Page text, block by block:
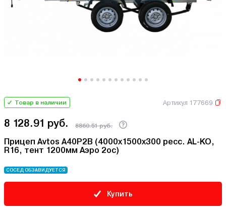
Товар в наличии Артикул 177669
8 128.91 руб. 8860.51 руб.
Прицеп Avtos A40P2B (4000х1500х300 ресс. AL-KO,
R16, тент 1200мм Аэро 2ос)
СОСЕД ОБЗАВИДУЕТСЯ
Купить